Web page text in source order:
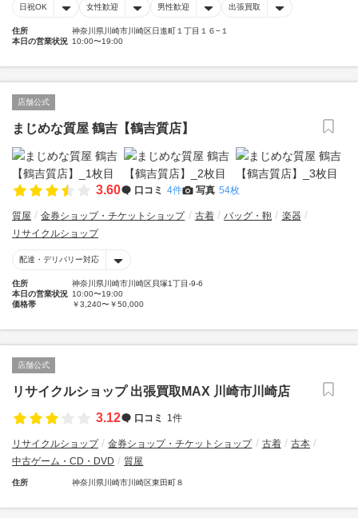
日祝OK 女性歓迎 男性歓迎 出張買取
住所
神奈川県川崎市川崎区日進町１丁目１６−１
本日の営業状況 10:00〜19:00
店舗公式
まじめな質屋 鶴吉【鶴吉質店】
3.60 口コミ 4件 写真 54枚
質屋 金券ショップ・チケットショップ 古着 バッグ・鞄
楽器
リサイクルショップ
配達・デリバリー対応
住所
神奈川県川崎市川崎区貝塚1丁目-9-6
本日の営業状況 10:00〜19:00
価格帯
￥3,240〜￥50,000
店舗公式
リサイクルショップ 出張買取MAX 川崎市川崎店
3.12
口コミ 1件
リサイクルショップ 金券ショップ・チケットショップ 古着
古本
中古ゲーム・CD・DVD
質屋
住所 神奈川県川崎市川崎区東田町８